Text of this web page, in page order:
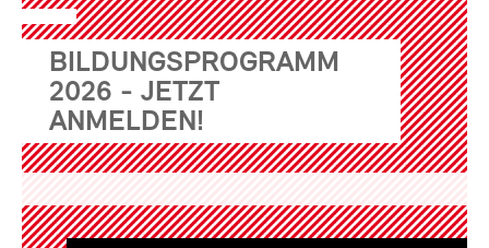
BILDUNGSPROGRAMM
2026 - JETZT
ANMELDEN!